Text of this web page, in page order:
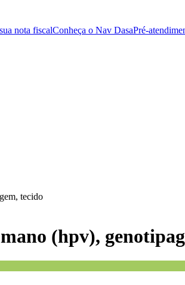
nota fiscalConheça o Nav DasaPré-
tecido
(hpv),